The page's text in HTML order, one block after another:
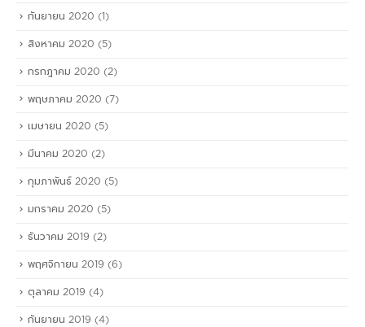
กันยายน 2020 (1)
สิงหาคม 2020 (5)
กรกฎาคม 2020 (2)
พฤษภาคม 2020 (7)
เมษายน 2020 (5)
มีนาคม 2020 (2)
กุมภาพันธ์ 2020 (5)
มกราคม 2020 (5)
ธันวาคม 2019 (2)
พฤศจิกายน 2019 (6)
ตุลาคม 2019 (4)
กันยายน 2019 (4)